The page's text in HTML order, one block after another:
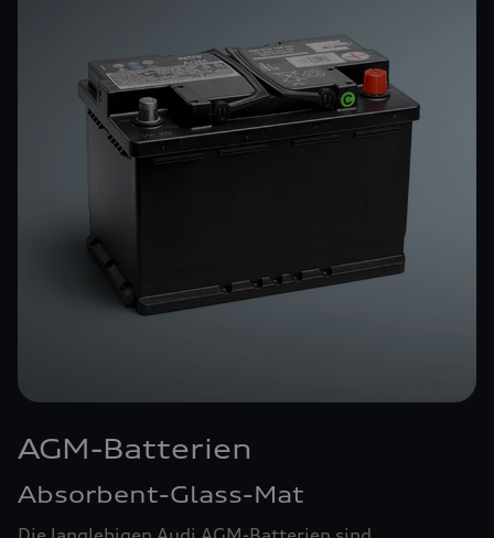
AGM-Batterien
Absorbent-Glass-Mat